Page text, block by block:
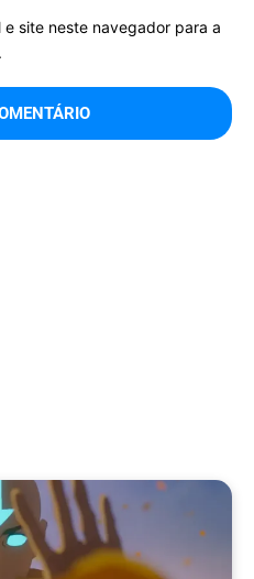
e site neste navegador para a